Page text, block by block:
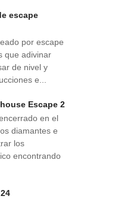
escape
por escape
que adivinar
de nivel y
e...
Escape 2
en el
diamantes e
los
encontrando